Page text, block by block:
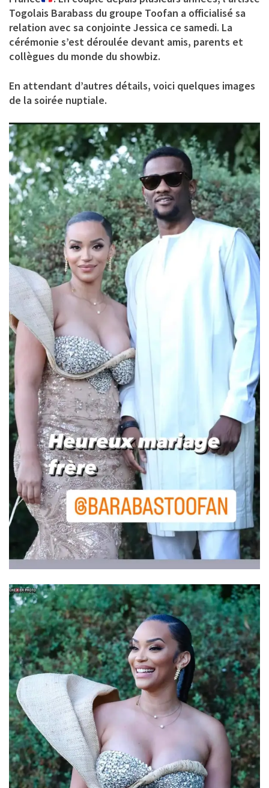
Togolais Barabass du groupe Toofan a officialisé sa
relation avec sa conjointe Jessica ce samedi. La
cérémonie s’est déroulée devant amis, parents et
collègues du monde du showbiz.
En attendant d’autres détails, voici quelques images
de la soirée nuptiale.